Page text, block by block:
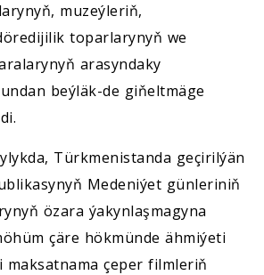
muzeýleriň,
toparlarynyň we
arasyndaky
beýläk-de giňeltmäge
Türkmenistanda geçirilýän
Medeniýet günleriniň
özara ýakynlaşmagyna
çäre hökmünde ähmiýeti
maksatnama çeper filmleriň